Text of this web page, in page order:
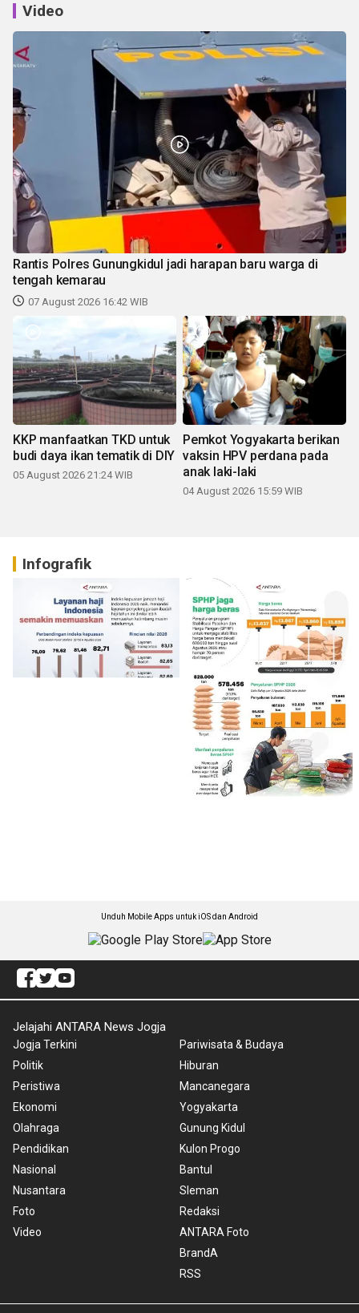
Video
Rantis Polres Gunungkidul jadi harapan baru warga di
tengah kemarau
07 August 2026 16:42 WIB
KKP manfaatkan TKD untuk
budi daya ikan tematik di DIY
05 August 2026 21:24 WIB
Pemkot Yogyakarta berikan
vaksin HPV perdana pada
anak laki-laki
04 August 2026 15:59 WIB
Infografik
Unduh Mobile Apps untuk iOS dan Android
Jelajahi ANTARA News Jogja
Jogja Terkini
Politik
Peristiwa
Ekonomi
Olahraga
Pendidikan
Nasional
Nusantara
Foto
Video
Pariwisata & Budaya
Hiburan
Mancanegara
Yogyakarta
Gunung Kidul
Kulon Progo
Bantul
Sleman
Redaksi
ANTARA Foto
BrandA
RSS